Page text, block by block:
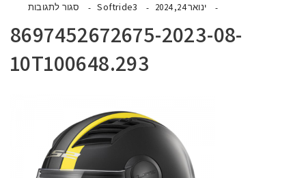
ינואר 24, 2024 Softride3 סגור לתגובות
8697452672675-2023-08-
10T100648.293